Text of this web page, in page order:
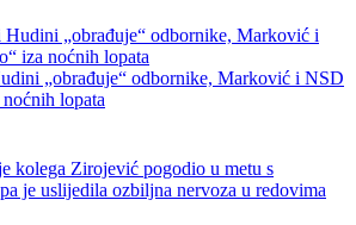
„obrađuje“ odbornike, Marković i NSD
lopata